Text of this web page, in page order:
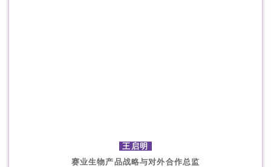
王启明
赛业生物产品战略与对外合作总监